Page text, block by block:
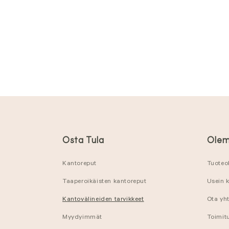
Osta Tula
Kantoreput
Taaperoikäisten kantoreput
Kantovälineiden tarvikkeet
Myydyimmät
Usein
Ota